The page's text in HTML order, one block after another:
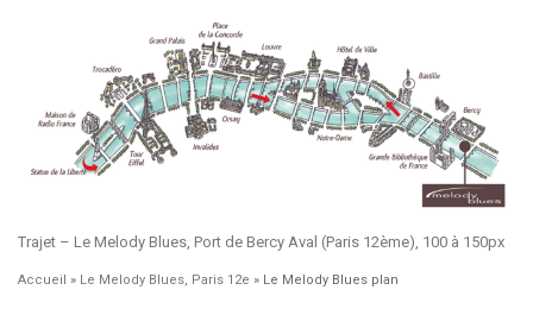
Trajet – Le Melody Blues, Port de Bercy Aval (Paris 12ème), 100 à 150px
Accueil » Le Melody Blues, Paris 12e » Le Melody Blues plan